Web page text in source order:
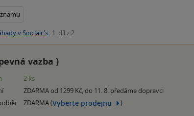
v Sinclair's 1. díl z 2
vazba )
2 ks
ZDARMA od 1299 Kč, do 11. 8. předáme dopravci
ZDARMA (Vyberte prodejnu )